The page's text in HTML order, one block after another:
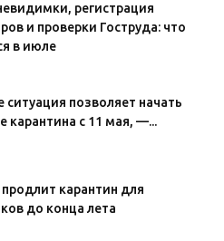
регистрация
и проверки Гоструда: что
в июле
ситуация позволяет начать
карантина с 11 мая, —...
продлит карантин для
до конца лета